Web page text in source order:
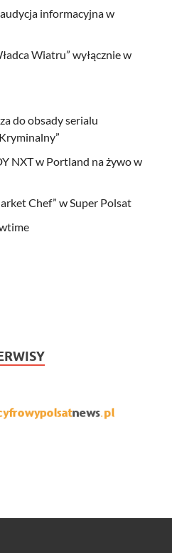
informacyjna w
Wiatru” wyłącznie w
do obsady serialu
NXT w Portland na żywo w
Chef” w Super Polsat